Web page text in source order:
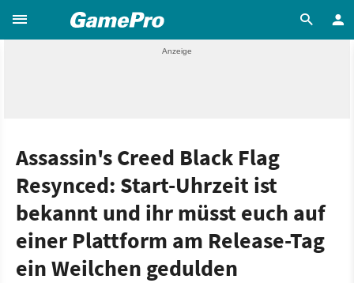
Assassin's Creed Black Flag
Resynced: Start-Uhrzeit ist
bekannt und ihr müsst euch auf
einer Plattform am Release-Tag
ein Weilchen gedulden